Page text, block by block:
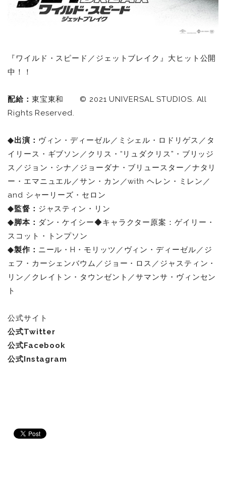
『ワイルド・スピード／ジェットブレイク』大ヒット公開
中！！
配給： 東宝東和 © 2021 UNIVERSAL STUDIOS. All
Rights Reserved.
◆出演： ヴィン・ディーゼル／ミシェル・ロドリゲス／タ
イリース・ギブソン／クリス・“リュダクリス”・ブリッジ
ス／ジョン・シナ／ジョーダナ・ブリュースター／ナタリ
ー・エマニュエル／サン・カン／with ヘレン・ミレン／
and シャーリーズ・セロン
◆監督： ジャスティン・リン
◆脚本： ダン・ケイシー◆キャラクター原案：ゲイリー・
スコット・トンプソン
◆製作： ニール・H・モリッツ／ヴィン・ディーゼル／ジ
ェフ・カーシェンバウム／ジョー・ロス／ジャスティン・
リン／クレイトン・タウンゼント／サマンサ・ヴィンセン
ト
公式サイト
公式Twitter
公式Facebook
公式Instagram